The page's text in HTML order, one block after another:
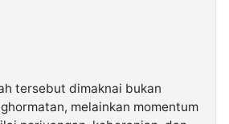
tersebut dimaknai bukan
melainkan momentum